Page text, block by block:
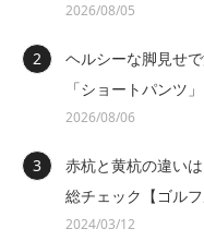
2026/08/05
ヘルシーな脚見せ
「ショートパンツ
2026/08/06
赤杭と黄杭の違い
総チェック【ゴルフ
2024/03/12